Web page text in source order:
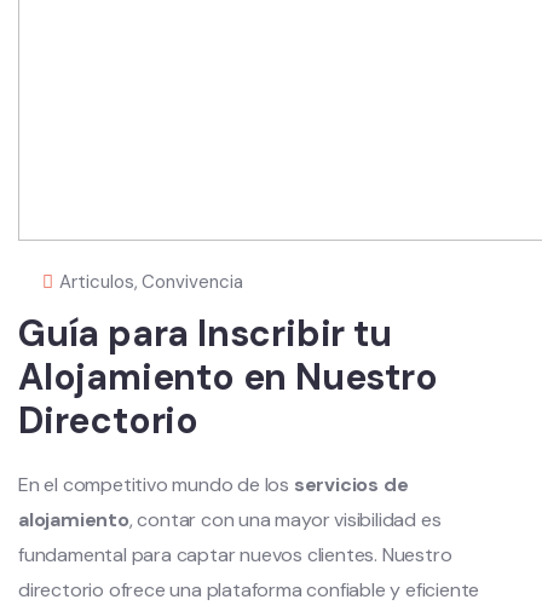
Articulos,Convivencia
Guía para Inscribir tu
Alojamiento en Nuestro
Directorio
En el competitivo mundo de los servicios de
alojamiento, contar con una mayor visibilidad es
fundamental para captar nuevos clientes. Nuestro
directorio ofrece una plataforma confiable y eficiente